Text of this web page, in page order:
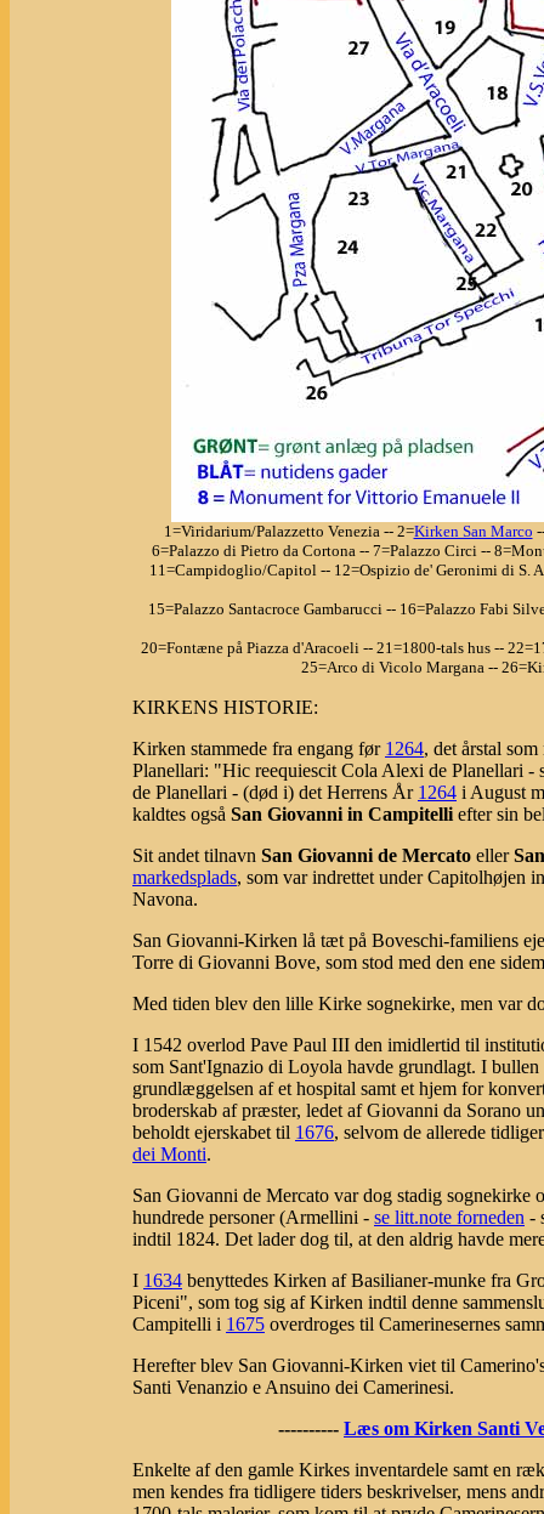
1=Viridarium/Palazzetto Venezia -- 2=Kirken San Marco
6=Palazzo di Pietro da Cortona -- 7=Palazzo Circi --
11=Campidoglio/Capitol -- 12=Ospizio de' Geronimi di S.
15=Palazzo Santacroce Gambarucci -- 16=Palazzo Fabi
20=Fontæne på Piazza d'Aracoeli -- 21=1800-tals hus --
25=Arco di Vicolo Margana --
KIRKENS HISTORIE:
Kirken stammede fra engang før 1264, det årstal
Planellari: "Hic reequiescit Cola Alexi de
de Planellari - (død i) det Herrens År 1264 i August
kaldtes også San Giovanni in Campitelli efter sin
Sit andet tilnavn San Giovanni de Mercato eller
markedsplads, som var indrettet under Capitolhøjen
Navona.
San Giovanni-Kirken lå tæt på Boveschi-familiens
Torre di Giovanni Bove, som stod med den ene
Med tiden blev den lille Kirke sognekirke, men var
I 1542 overlod Pave Paul III den imidlertid til
som Sant'Ignazio di Loyola havde grundlagt. I
grundlæggelsen af et hospital samt et hjem for
broderskab af præster, ledet af Giovanni da Sorano
beholdt ejerskabet til 1676, selvom de allerede
dei Monti.
San Giovanni de Mercato var dog stadig sognekirke
hundrede personer (Armellini - se litt.note forneden -
indtil 1824. Det lader dog til, at den aldrig havde
I 1634 benyttedes Kirken af Basilianer-munke fra
Piceni", som tog sig af Kirken indtil denne
Campitelli i 1675 overdroges til Camerinesernes
Herefter blev San Giovanni-Kirken viet til
Santi Venanzio e Ansuino dei Camerinesi.
---------- Læs om Kirken Santi
Enkelte af den gamle Kirkes inventardele samt en
men kendes fra tidligere tiders beskrivelser, mens